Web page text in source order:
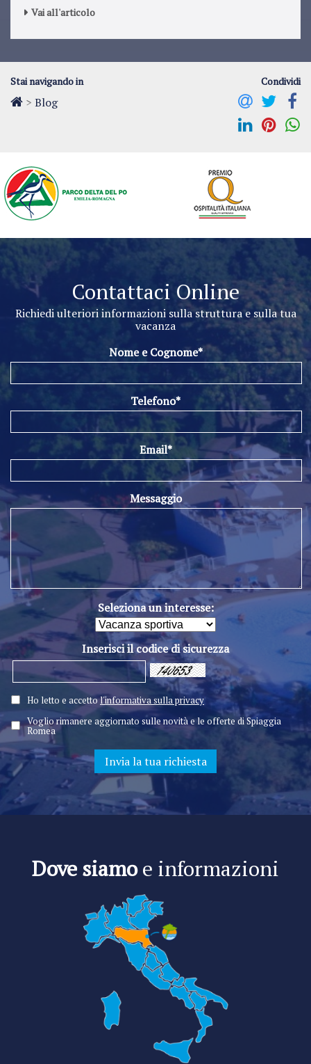
Vai all'articolo
Stai navigando in
> Blog
Condividi
Contattaci Online
Richiedi ulteriori informazioni sulla struttura e sulla tua
vacanza
Nome e Cognome*
Telefono*
Email*
Messaggio
Seleziona un interesse:
Inserisci il codice di sicurezza
Ho letto e accettol'informativa sulla privacy
Voglio rimanere aggiornato sulle novità e le offerte di Spiaggia
Romea
Dove siamoe informazioni